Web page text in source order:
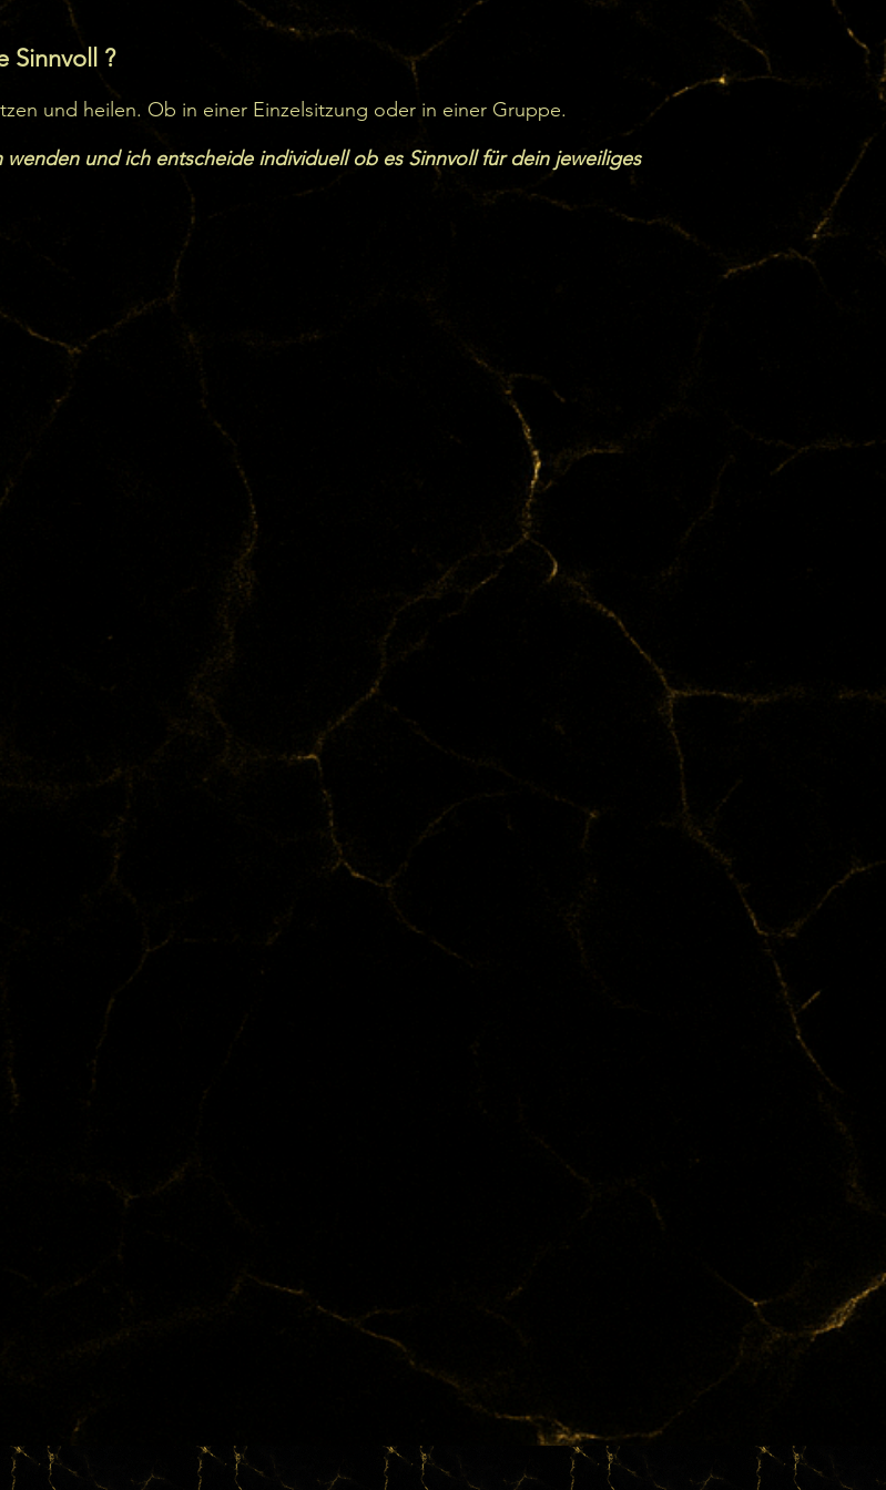
Sinnvoll ?
und heilen. Ob in einer Einzelsitzung oder in einer Gruppe.
und ich entscheide individuell ob es Sinnvoll für dein jeweiliges
ist fast immer fein gemahlener Tabak (meist Nicotiana rustica, auch
ist als handelsüblicher Tabak. Dazu kommen je nach Tradition
Samen oder Asche bestimmter Pflanzen. Jede Mischung hat ihre
sondern mit einem speziellen Blasrohr (Tepi oder Kuripe) in die
durch eine zweite Person gilt als besonders kraftvoll, da dabei auch
von einer sofortigen Klarheit im Geist, tiefer Erdung und manchmal
B. Husten, Tränen, Schleim lösen). Dies wird als reinigend und
Kulturen wird Rapé als „Medizin“ betrachtet, die nicht im
einem rituellen Kontext verwendet wird – etwa um den Geist zu
oder sich für Gebete und Zeremonien zu öffnen.
Reinigung wird Rapé auch eine körperliche Wirkung
der Atemwege, die Förderung von Konzentration und die